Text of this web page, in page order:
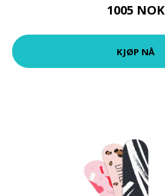
1005 NOK
KJØP NÅ